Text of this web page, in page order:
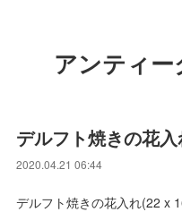
アンティ
デルフト焼きの花
2020.04.21 06:44
デルフト焼きの花入れ(22 x